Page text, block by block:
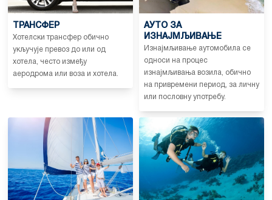
ТРАНСФЕР
Хотелски трансфер обично
укључује превоз до или од
хотела, често између
аеродрома или воза и хотела.
АУТО ЗА
ИЗНАЈМЉИВАЊЕ
Изнајмљивање аутомобила се
односи на процес
изнајмљивања возила, обично
на привремени период, за личну
или пословну употребу.